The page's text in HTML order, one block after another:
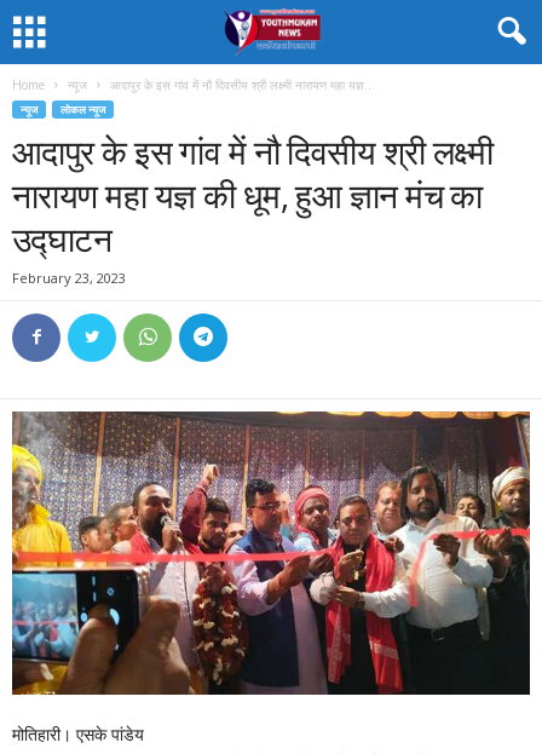
Home न्यूज आदापुर के इस गांव में नौ दिवसीय श्री लक्ष्मी नारायण महा यज्ञ...
न्यूज लोकल न्यूज
आदापुर के इस गांव में नौ दिवसीय श्री लक्ष्मी
नारायण महा यज्ञ की धूम, हुआ ज्ञान मंच का
उद्घाटन
February 23, 2023
मोतिहारी। एसके पांडेय